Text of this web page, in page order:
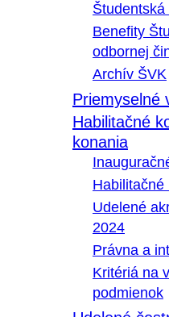
Benefity
odbornej
Archív ŠVK
Priemyselné
Habilitačné
konania
Habilitačné
Udelené
2024
Právna a
Kritériá na
podmienok